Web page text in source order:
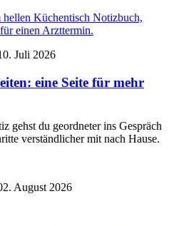
Juli 2026
eine Seite für mehr
gehst du geordneter ins Gespräch
verständlicher mit nach Hause.
August 2026